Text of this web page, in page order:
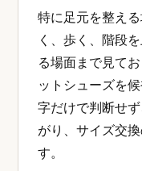
時間使っても負
時計の記事では
仕事で使う時の
す。写真ではよ
座り姿、通勤時
は変わります。
に使うシーンを